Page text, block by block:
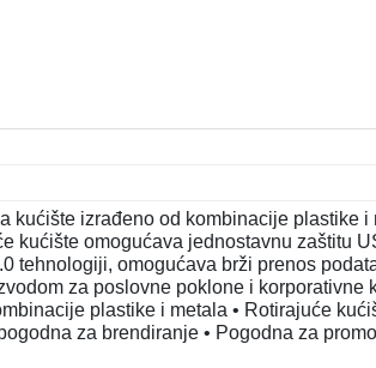
kućište izrađeno od kombinacije plastike
kućište omogućava jednostavnu zaštitu
tehnologiji, omogućava brži prenos
za poslovne poklone i korporativne
plastike i metala • Rotirajuće
za brendiranje • Pogodna za